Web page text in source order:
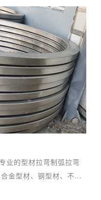
业的型材拉弯制弧拉弯
金型材、钢型材、不...